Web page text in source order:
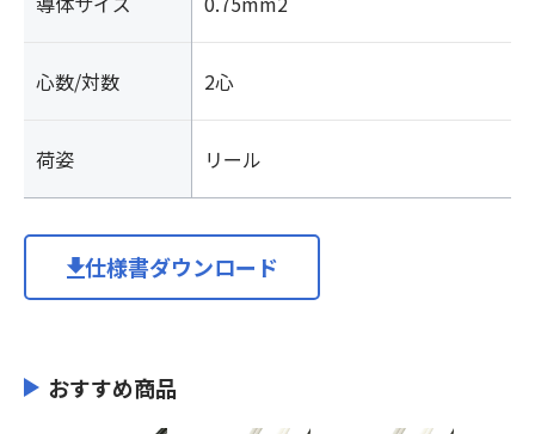
心数/対数 2心
荷姿 リール
仕様書ダウンロード
おすすめ商品